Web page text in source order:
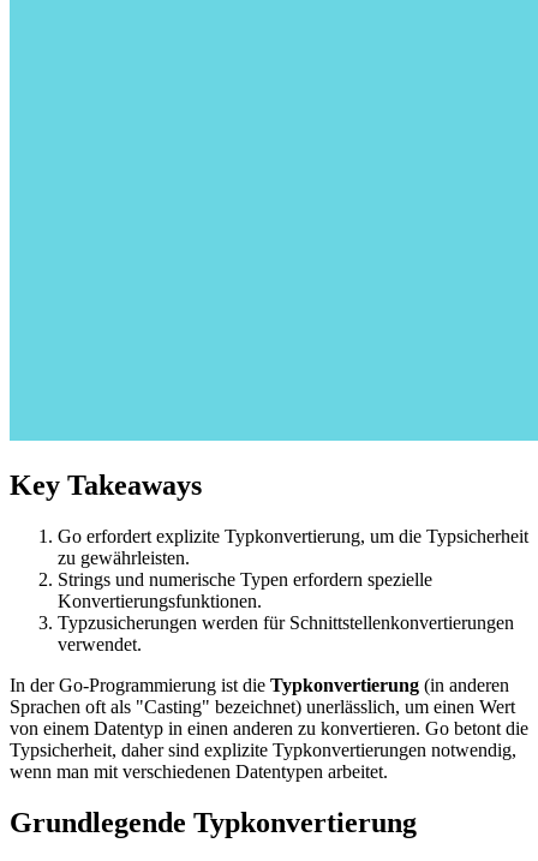
Key Takeaways
Go erfordert explizite Typkonvertierung, um die Typsicherheit
zu gewährleisten.
Strings und numerische Typen erfordern spezielle
Konvertierungsfunktionen.
Typzusicherungen werden für Schnittstellenkonvertierungen
verwendet.
In der Go-Programmierung ist die Typkonvertierung (in anderen
Sprachen oft als "Casting" bezeichnet) unerlässlich, um einen Wert
von einem Datentyp in einen anderen zu konvertieren. Go betont die
Typsicherheit, daher sind explizite Typkonvertierungen notwendig,
wenn man mit verschiedenen Datentypen arbeitet.
Grundlegende Typkonvertierung